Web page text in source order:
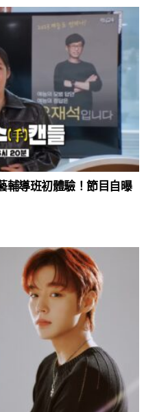
導班初體驗！節目自曝